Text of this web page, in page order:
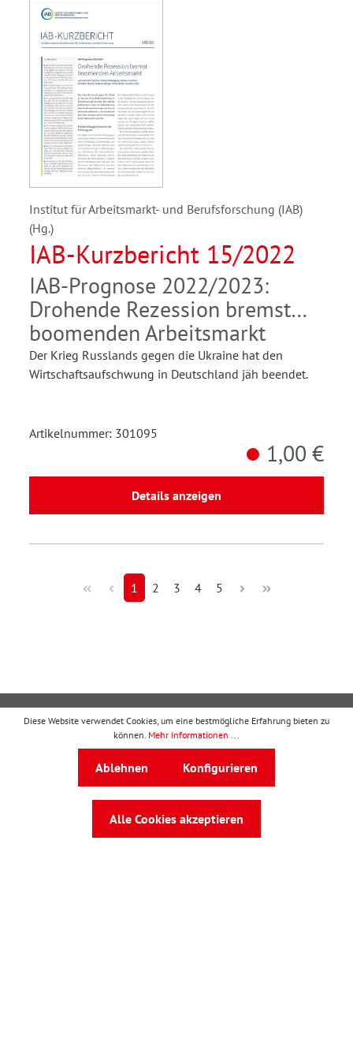
Institut für Arbeitsmarkt- und Berufsforschung (IAB)
(Hg.)
IAB-Kurzbericht 15/2022
IAB-Prognose 2022/2023:
Drohende Rezession bremst
boomenden Arbeitsmarkt
Der Krieg Russlands gegen die Ukraine hat den
Wirtschaftsaufschwung in Deutschland jäh beendet.
Artikelnummer: 301095
1,00 €
Details anzeigen
1 2 3 4 5
Kontakt
Ressourcen
Kooperationen
Diese Website verwendet Cookies, um eine bestmögliche Erfahrung bieten zu
können. Mehr Informationen ...
Ablehnen Konfigurieren
Alle Cookies akzeptieren